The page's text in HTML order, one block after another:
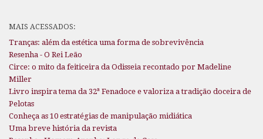
MAIS ACESSADOS:
Tranças: além da estética uma forma de sobrevivência
Resenha - O Rei Leão
Circe: o mito da feiticeira da Odisseia recontado por Madeline
Miller
Livro inspira tema da 32ª Fenadoce e valoriza a tradição doceira de
Pelotas
Conheça as 10 estratégias de manipulação midiática
Uma breve história da revista